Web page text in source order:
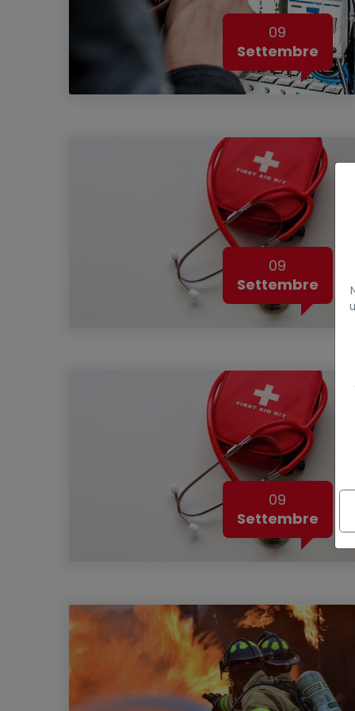
09
Settembre
09
Settembre
09
Settembre